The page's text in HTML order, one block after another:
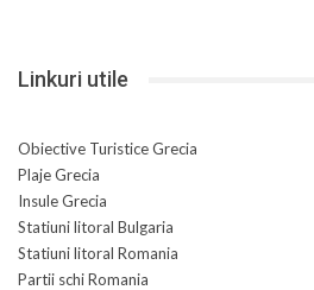
Linkuri utile
Obiective Turistice Grecia
Plaje Grecia
Insule Grecia
Statiuni litoral Bulgaria
Statiuni litoral Romania
Partii schi Romania